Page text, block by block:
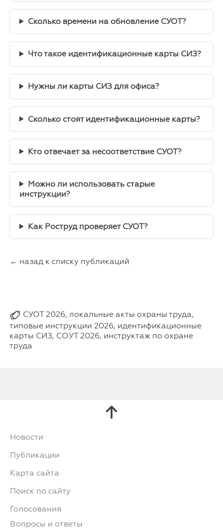
Сколько времени на обновление СУОТ?
Что такое идентификационные карты СИЗ?
Нужны ли карты СИЗ для офиса?
Сколько стоят идентификационные карты?
Кто отвечает за несоответствие СУОТ?
Можно ли использовать старые
инструкции?
Как Роструд проверяет СУОТ?
← назад к списку публикаций
СУОТ 2026, локальные акты охраны труда,
типовые инструкции 2026, идентификационные
карты СИЗ, СОУТ 2026, инструктаж по охране
труда
Новости
Публикации
Карта сайта
Поиск по сайту
Голосования
Вопросы и ответы